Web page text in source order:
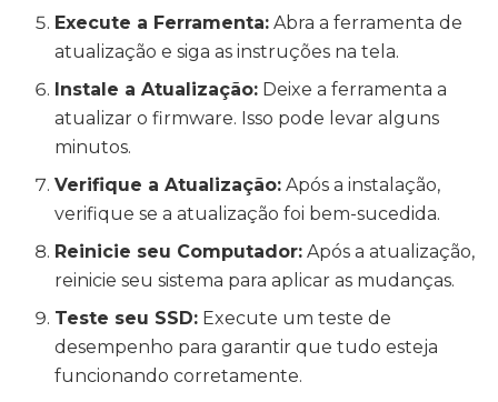
Execute a Ferramenta: Abra a ferramenta de
atualização e siga as instruções na tela.
Instale a Atualização: Deixe a ferramenta a
atualizar o firmware. Isso pode levar alguns
minutos.
Verifique a Atualização: Após a instalação,
verifique se a atualização foi bem-sucedida.
Reinicie seu Computador: Após a atualização,
reinicie seu sistema para aplicar as mudanças.
Teste seu SSD: Execute um teste de
desempenho para garantir que tudo esteja
funcionando corretamente.